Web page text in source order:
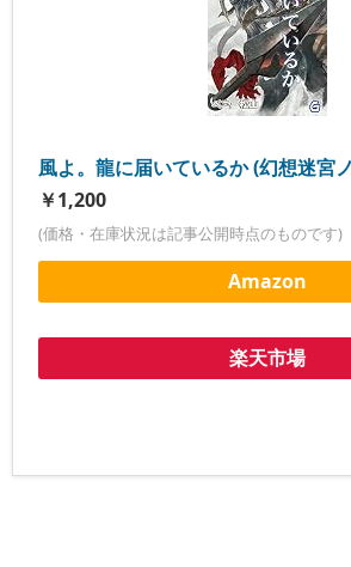
風よ。龍に届いているか (幻想迷宮
￥1,200
(価格・在庫状況は記事公開時点のものです)
Amazon
楽天市場